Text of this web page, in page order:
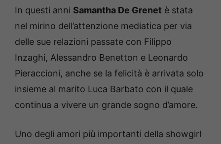
In questi anni Samantha De Grenet è stata
nel mirino dell’attenzione mediatica per via
delle sue relazioni passate con Filippo
Inzaghi, Alessandro Benetton e Leonardo
Pieraccioni, anche se la felicità è arrivata solo
insieme al marito Luca Barbato con il quale
continua a vivere un grande sogno d’amore.
Uno degli amori più importanti della showgirl